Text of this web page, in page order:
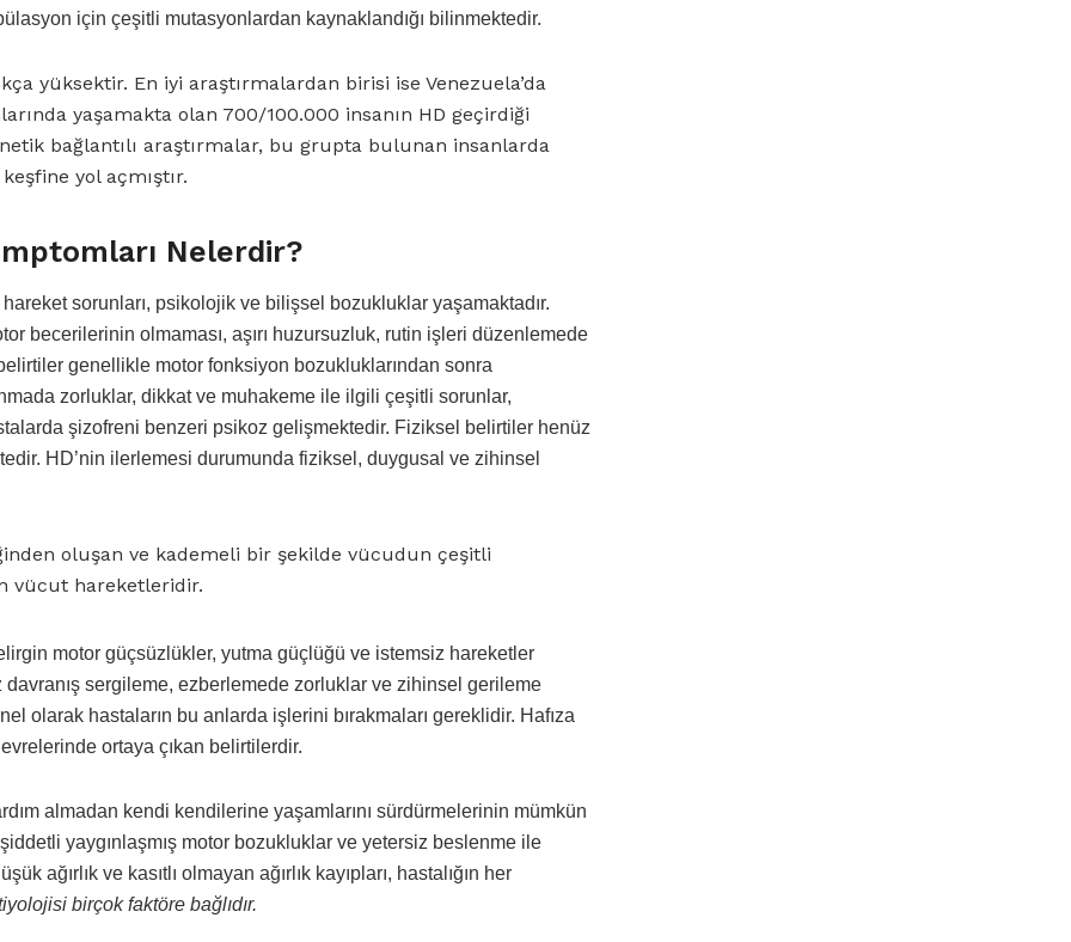
için çeşitli mutasyonlardan kaynaklandığı bilinmektedir.
yüksektir. En iyi araştırmalardan birisi ise Venezuela’da
yaşamakta olan 700/100.000 insanın HD geçirdiği
bağlantılı araştırmalar, bu grupta bulunan insanlarda
yol açmıştır.
Nelerdir?
sorunları, psikolojik ve bilişsel bozukluklar yaşamaktadır.
becerilerinin olmaması, aşırı huzursuzluk, rutin işleri düzenlemede
genellikle motor fonksiyon bozukluklarından sonra
zorluklar, dikkat ve muhakeme ile ilgili çeşitli sorunlar,
şizofreni benzeri psikoz gelişmektedir. Fiziksel belirtiler henüz
HD’nin ilerlemesi durumunda fiziksel, duygusal ve zihinsel
oluşan ve kademeli bir şekilde vücudun çeşitli
vücut hareketleridir.
motor güçsüzlükler, yutma güçlüğü ve istemsiz hareketler
sergileme, ezberlemede zorluklar ve zihinsel gerileme
olarak hastaların bu anlarda işlerini bırakmaları gereklidir. Hafıza
ortaya çıkan belirtilerdir.
almadan kendi kendilerine yaşamlarını sürdürmelerinin mümkün
yaygınlaşmış motor bozukluklar ve yetersiz beslenme ile
ağırlık ve kasıtlı olmayan ağırlık kayıpları, hastalığın her
birçok faktöre bağlıdır.